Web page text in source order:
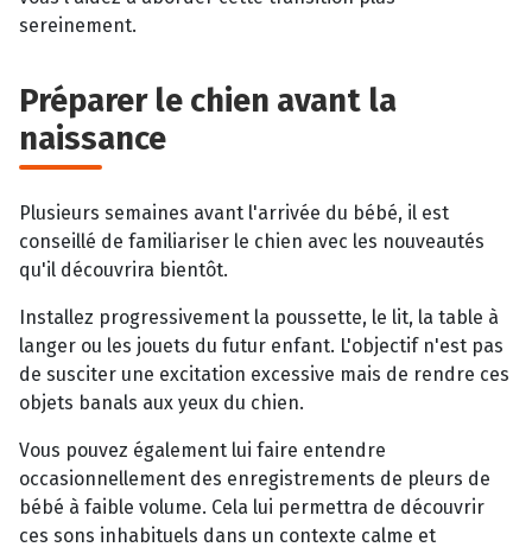
sereinement.
Préparer le chien avant la
naissance
Plusieurs semaines avant l'arrivée du bébé, il est
conseillé de familiariser le chien avec les nouveautés
qu'il découvrira bientôt.
Installez progressivement la poussette, le lit, la table à
langer ou les jouets du futur enfant. L'objectif n'est pas
de susciter une excitation excessive mais de rendre ces
objets banals aux yeux du chien.
Vous pouvez également lui faire entendre
occasionnellement des enregistrements de pleurs de
bébé à faible volume. Cela lui permettra de découvrir
ces sons inhabituels dans un contexte calme et